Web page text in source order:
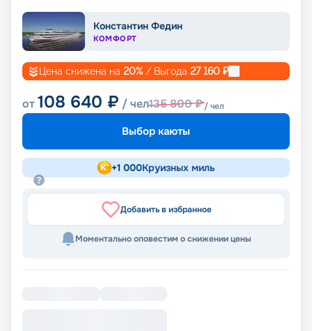
Константин Федин
КОМФОРТ
Цена снижена на 20% / Выгода 27 160 ₽
от108 640 ₽ / чел135 800₽/ чел
Выбор каюты
+1 000Круизных миль
Добавить в избранное
Моментально оповестим о снижении цены